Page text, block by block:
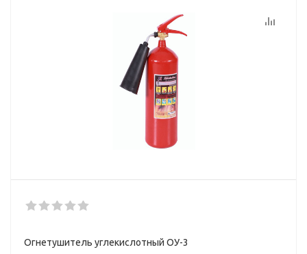
Огнетушитель углекислотный ОУ-3